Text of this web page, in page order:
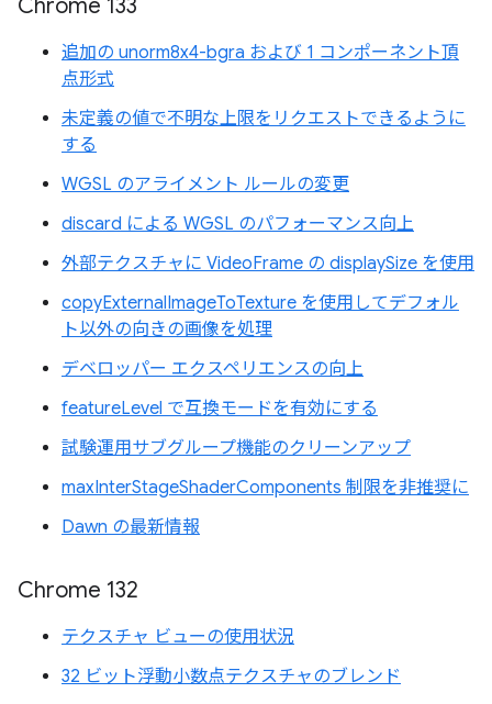
Chrome 133
追加の unorm8x4-bgra および 1 コンポーネント頂
点形式
未定義の値で不明な上限をリクエストできるように
する
WGSL のアライメント ルールの変更
discard による WGSL のパフォーマンス向上
外部テクスチャに VideoFrame の displaySize を使用
copyExternalImageToTexture を使用してデフォル
ト以外の向きの画像を処理
デベロッパー エクスペリエンスの向上
featureLevel で互換モードを有効にする
試験運用サブグループ機能のクリーンアップ
maxInterStageShaderComponents 制限を非推奨に
Dawn の最新情報
Chrome 132
テクスチャ ビューの使用状況
32 ビット浮動小数点テクスチャのブレンド